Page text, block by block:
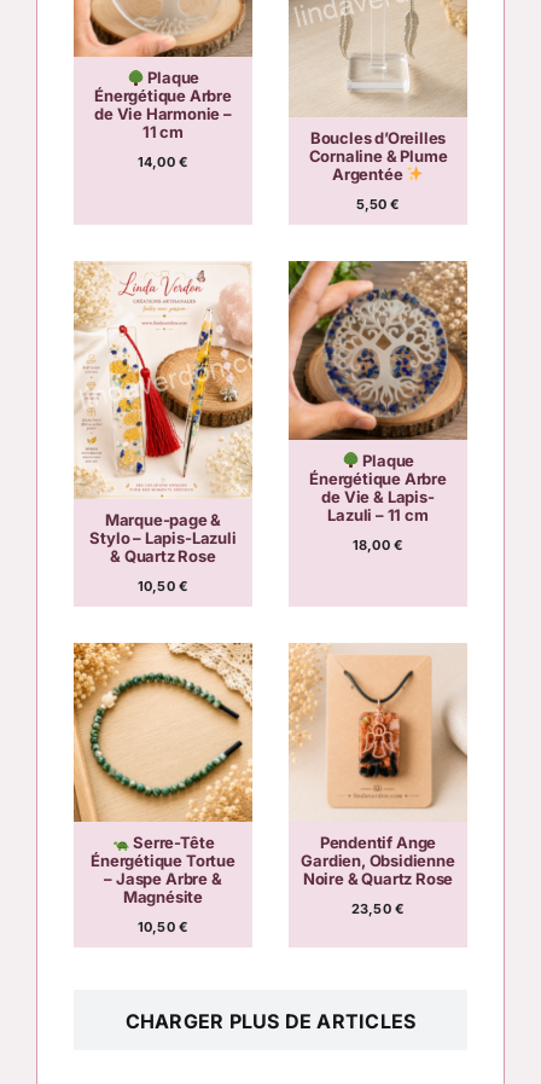
Plaque
Énergétique Arbre
de Vie Harmonie –
11 cm
14,00 €
Boucles d’Oreilles
Cornaline & Plume
Argentée
5,50€
Marque-page &
Stylo – Lapis-Lazuli
& Quartz Rose
10,50 €
Plaque
Énergétique Arbre
de Vie & Lapis-
Lazuli – 11 cm
18,00 €
Serre-Tête
Énergétique Tortue
– Jaspe Arbre &
Magnésite
10,50 €
Pendentif Ange
Gardien, Obsidienne
Noire & Quartz Rose
23,50 €
CHARGER PLUS DE ARTICLES